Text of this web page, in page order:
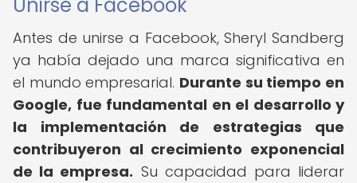
Antes de unirse a Facebook, Sheryl Sandberg
ya había dejado una marca significativa en
el mundo empresarial. Durante su tiempo en
Google, fue fundamental en el desarrollo y
la implementación de estrategias que
contribuyeron al crecimiento exponencial
de la empresa. Su capacidad para liderar